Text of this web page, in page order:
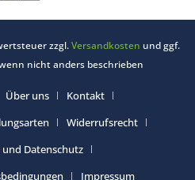
zzgl.Versandkosten und ggf.
nicht anders beschrieben
Über uns
Kontakt
Widerrufsrecht
Datenschutz
Impressum